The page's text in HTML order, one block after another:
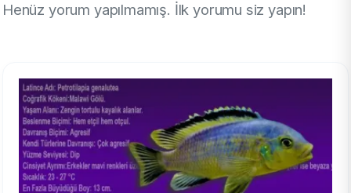
Henüz yorum yapılmamış. İlk yorumu siz yapın!